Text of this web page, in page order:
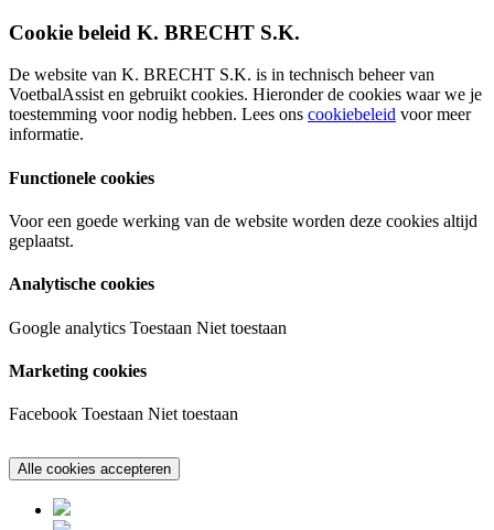
Cookie beleid K. BRECHT S.K.
De website van K. BRECHT S.K. is in technisch beheer van
VoetbalAssist en gebruikt cookies. Hieronder de cookies waar we je
toestemming voor nodig hebben. Lees ons cookiebeleid voor meer
informatie.
Functionele cookies
Voor een goede werking van de website worden deze cookies altijd
geplaatst.
Analytische cookies
Google analytics Toestaan Niet toestaan
Marketing cookies
Facebook Toestaan Niet toestaan